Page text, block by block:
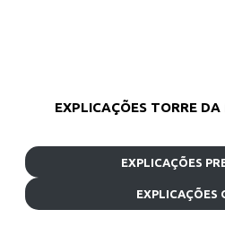
EXPLICAÇÕES TORRE
EXPLICAÇÕES
EXPLICAÇÕES